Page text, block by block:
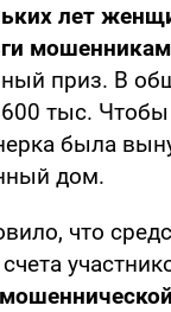
лет
мошенникам
приз. В
тыс.
была
дом.
что